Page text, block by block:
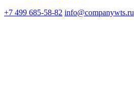
+7 499 685-58-82 info@companywts.ru